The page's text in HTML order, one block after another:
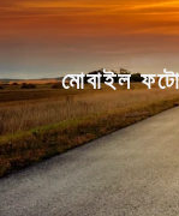
মোবাইল